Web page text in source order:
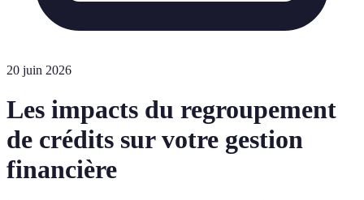
20 juin 2026
Les impacts du regroupement
de crédits sur votre gestion
financière